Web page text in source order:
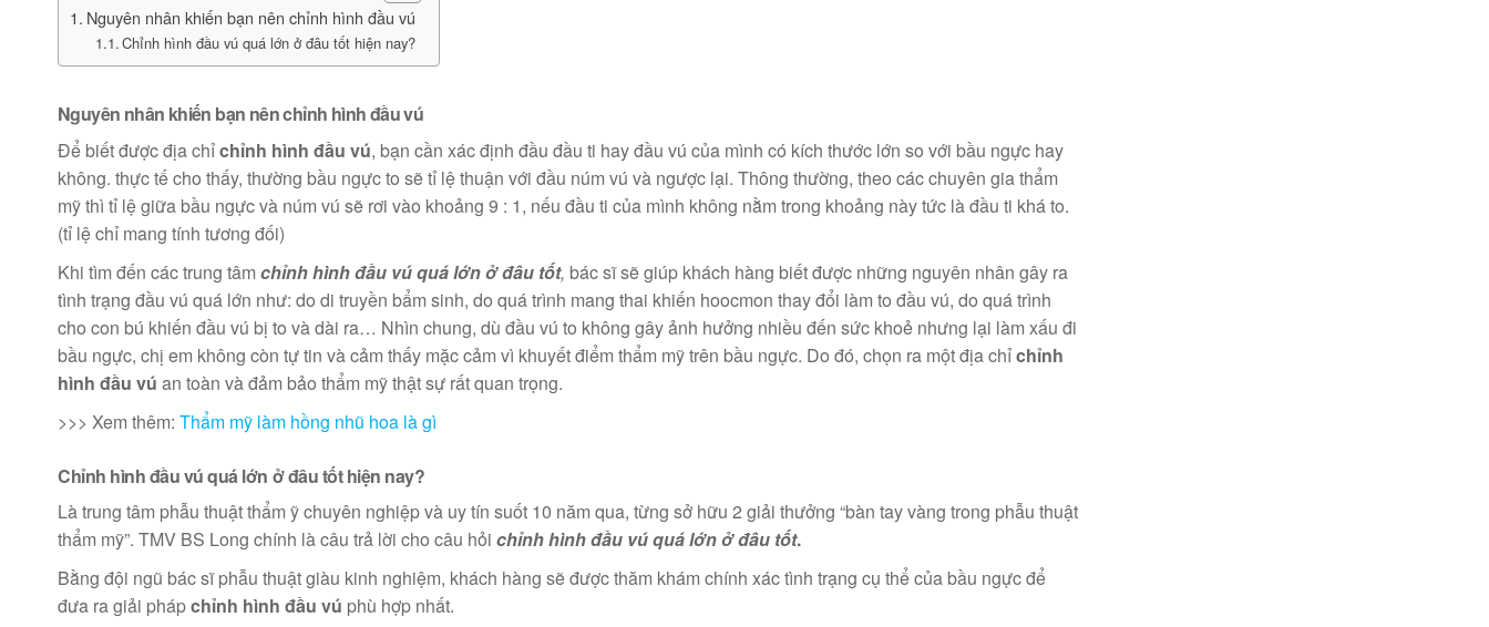
Nguyên nhân khiến bạn nên chỉnh hình đầu vú
Chỉnh hình đầu vú quá lớn ở đâu tốt hiện nay?
Nguyên nhân khiến bạn nên chỉnh hình đầu vú
Để biết được địa chỉchỉnh hình đầu vú, bạn cần xác định đầu đầu ti hay đầu vú của mình có kích thước lớn so với bầu ngực hay
không. thực tế cho thấy, thường bầu ngực to sẽ tỉ lệ thuận với đầu núm vú và ngược lại. Thông thường, theo các chuyên gia thẩm
mỹ thì tỉ lệ giữa bầu ngực và núm vú sẽ rơi vào khoảng 9 : 1, nếu đầu ti của mình không nằm trong khoảng này tức là đầu ti khá to.
(tỉ lệ chỉ mang tính tương đối)
Khi tìm đến các trung tâm chỉnh hình đầu vú quá lớn ở đâu tốt, bác sĩ sẽ giúp khách hàng biết được những nguyên nhân gây ra
tình trạng đầu vú quá lớn như: do di truyền bẩm sinh, do quá trình mang thai khiến hoocmon thay đổi làm to đầu vú, do quá trình
cho con bú khiến đầu vú bị to và dài ra… Nhìn chung, dù đầu vú to không gây ảnh hưởng nhiều đến sức khoẻ nhưng lại làm xấu đi
bầu ngực, chị em không còn tự tin và cảm thấy mặc cảm vì khuyết điểm thẩm mỹ trên bầu ngực. Do đó, chọn ra một địa chỉchỉnh
hình đầu vú an toàn và đảm bảo thẩm mỹ thật sự rất quan trọng.
>>> Xem thêm: Thẩm mỹ làm hồng nhũ hoa là gì
Chỉnh hình đầu vú quá lớn ở đâu tốt hiện nay?
Là trung tâm phẫu thuật thẩm ỹ chuyên nghiệp và uy tín suốt 10 năm qua, từng sở hữu 2 giải thưởng “bàn tay vàng trong phẫu thuật
thẩm mỹ”. TMV BS Long chính là câu trả lời cho câu hỏi chỉnh hình đầu vú quá lớn ở đâu tốt.
Bằng đội ngũ bác sĩ phẫu thuật giàu kinh nghiệm, khách hàng sẽ được thăm khám chính xác tình trạng cụ thể của bầu ngực để
đưa ra giải phápchỉnh hình đầu vú phù hợp nhất.